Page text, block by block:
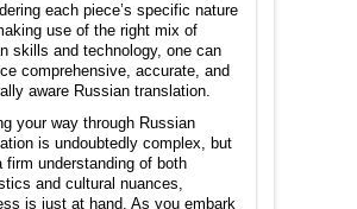
each piece’s specific nature
use of the right mix of
skills and technology, one can
comprehensive, accurate, and
aware Russian translation.
your way through Russian
is undoubtedly complex, but
firm understanding of both
and cultural nuances,
is just at hand. As you embark